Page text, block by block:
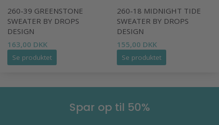
260-39 GREENSTONE
SWEATER BY DROPS
DESIGN
163,00 DKK
Se produktet
260-18 MIDNIGHT TIDE
SWEATER BY DROPS
DESIGN
155,00 DKK
Se produktet
Spar op til 50%